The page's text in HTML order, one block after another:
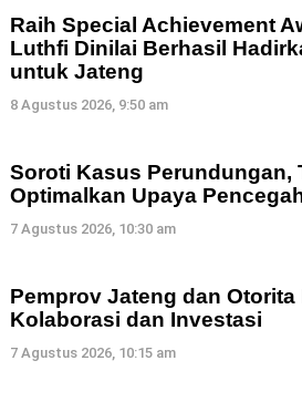
Raih Special Achievement
Luthfi Dinilai Berhasil
untuk Jateng
8 Agustus 2026, 9:50 am
Soroti Kasus Perundungan,
Optimalkan Upaya
7 Agustus 2026, 10:30 am
Pemprov Jateng dan
Kolaborasi dan Investasi
7 Agustus 2026, 10:15 am